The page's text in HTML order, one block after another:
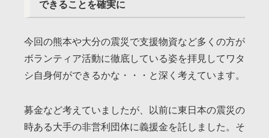
できることを確実に
今回の熊本や大分の震災で支援物資など多くの方が
ボランティア活動に徹底している姿を拝見してワタ
シ自身何ができるかな・・・と深く考えています。
募金など考えていましたが、以前に東日本の震災の
時ある大手の非営利団体に義援金を託しました。そ